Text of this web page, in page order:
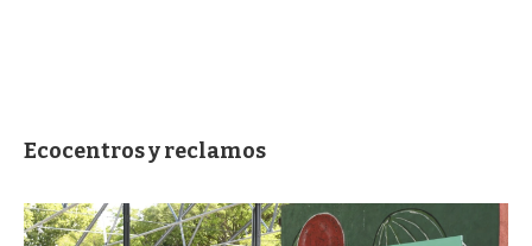
Ecocentros y reclamos